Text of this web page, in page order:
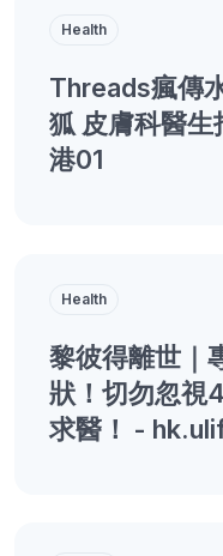
Health
Threads瘋傳
狐 皮膚科醫
港01
Health
黎彼得離世｜
狀！切勿忽視
求醫！ -